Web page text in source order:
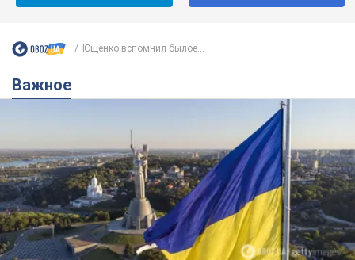
Ющенко вспомнил былое...
Важное